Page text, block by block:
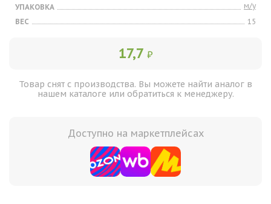
УПАКОВКА
м/у
ВЕС
15
17,7 ₽
Товар снят с производства. Вы можете найти аналог в
нашем каталоге или обратиться к менеджеру.
Доступно на маркетплейсах